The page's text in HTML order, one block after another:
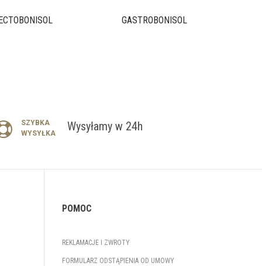
GASTROBONISOL
SZYBKA
WYSYŁKA
Wysyłamy w 24h
POMOC
REKLAMACJE I ZWROTY
FORMULARZ ODSTĄPIENIA OD UMOWY